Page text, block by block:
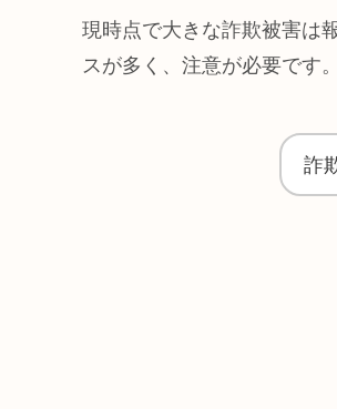
現時点で大きな詐欺被害は
スが多く、注意が必要です。
詐